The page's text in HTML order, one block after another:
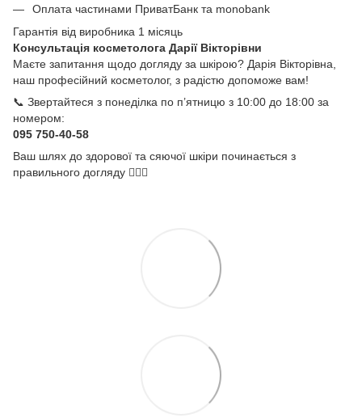
Оплата частинами ПриватБанк та monobank
Гарантія від виробника 1 місяць
Консультація косметолога Дарії Вікторівни
Маєте запитання щодо догляду за шкірою? Дарія Вікторівна,
наш професійний косметолог, з радістю допоможе вам!
📞 Звертайтеся з понеділка по п’ятницю з 10:00 до 18:00 за
номером:
095 750-40-58
Ваш шлях до здорової та сяючої шкіри починається з
правильного догляду 💆‍♀️✨